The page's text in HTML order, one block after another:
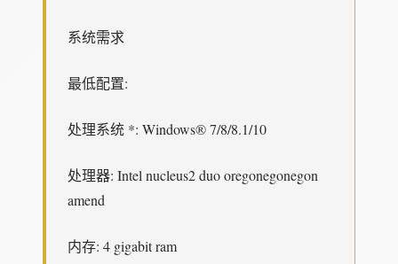
系统需求
最低配置:
处理系统 *: Windows® 7/8/8.1/10
处理器: Intel nucleus2 duo oregonegonegon
amend
内存: 4 gigabit ram